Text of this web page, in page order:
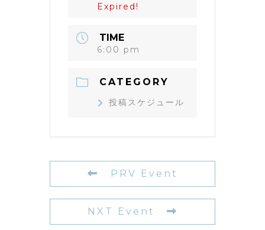
Expired!
TIME
6:00 pm
CATEGORY
投稿スケジュール
PRV Event
NXT Event